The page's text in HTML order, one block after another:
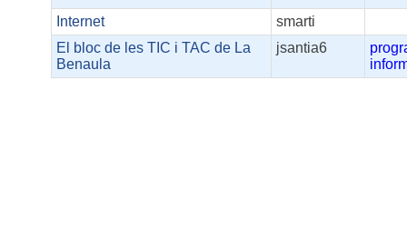
Internet
smarti
El bloc de les TIC i TAC de La
Benaula
jsantia6